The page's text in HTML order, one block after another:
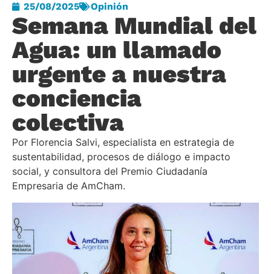
25/08/2025 Opinión
Semana Mundial del
Agua: un llamado
urgente a nuestra
conciencia
colectiva
Por Florencia Salvi, especialista en estrategia de
sustentabilidad, procesos de diálogo e impacto
social, y consultora del Premio Ciudadanía
Empresaria de AmCham.